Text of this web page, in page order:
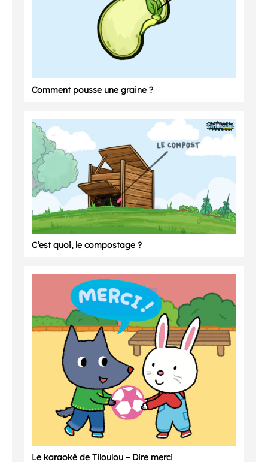
Comment pousse une graine ?
C’est quoi, le compostage ?
Le karaoké de Tiloulou – Dire merci